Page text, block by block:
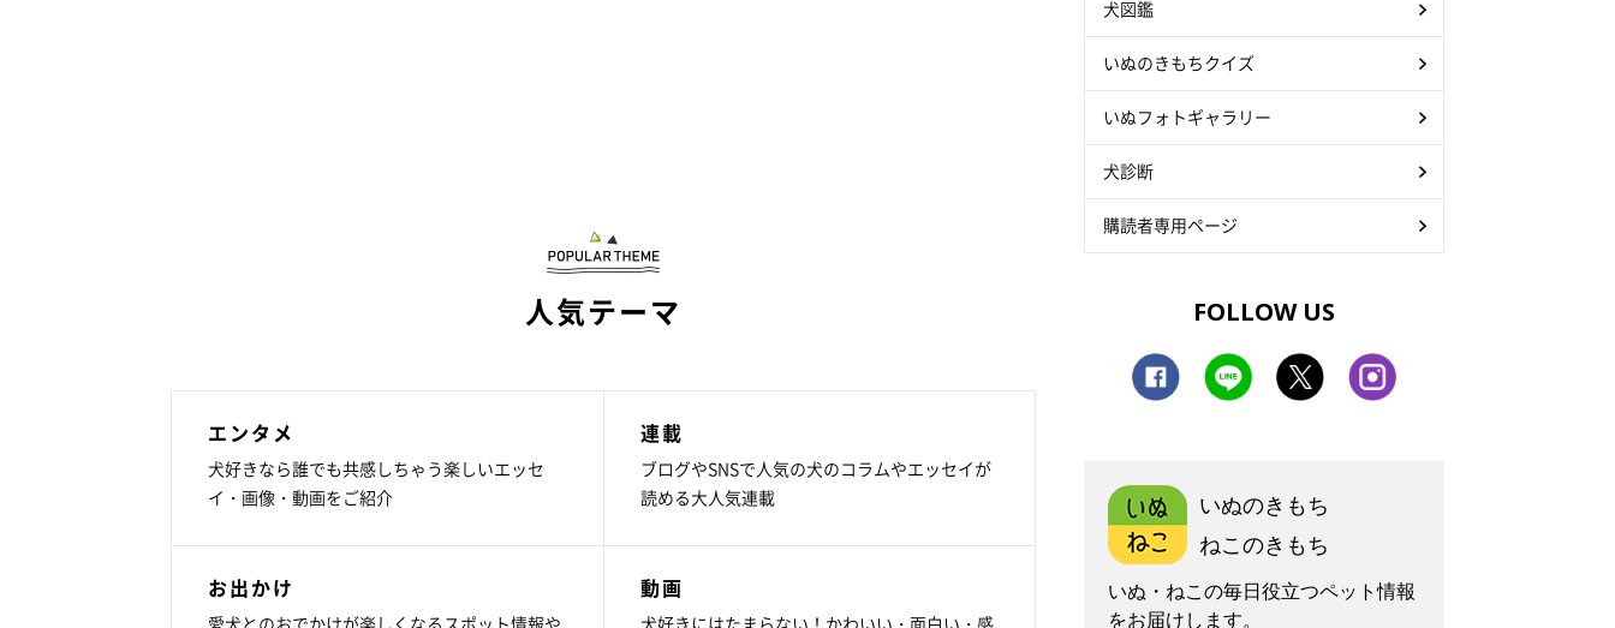
人気テーマ
エンタメ
犬好きなら誰でも共感しちゃう楽しいエッセ
イ・画像・動画をご紹介
連載
ブログやSNSで人気の犬のコラムやエッセイが
読める大人気連載
お出かけ
愛犬とのおでかけが楽しくなるスポット情報や
動画
犬好きにはたまらない！かわいい・面白い・感
犬図鑑
いぬのきもちクイズ
いぬフォトギャラリー
犬診断
購読者専用ページ
FOLLOW US
いぬのきもち
ねこのきもち
いぬ・ねこの毎日役立つペット情報
をお届けします。